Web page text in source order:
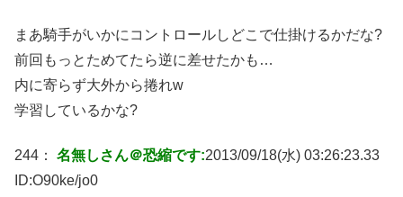
まあ騎手がいかにコントロールしどこで仕掛けるかだな?
前回もっとためてたら逆に差せたかも…
内に寄らず大外から捲れw
学習しているかな?
244： 名無しさん＠恐縮です:2013/09/18(水) 03:26:23.33
ID:O90ke/jo0